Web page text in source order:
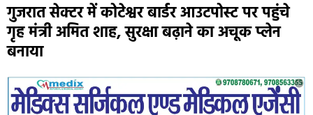
गुजरात सेक्टर में कोटेश्वर बार्डर आउटपोस्ट पर पहुंचे
गृह मंत्री अमित शाह, सुरक्षा बढ़ाने का अचूक प्लेन
बनाया